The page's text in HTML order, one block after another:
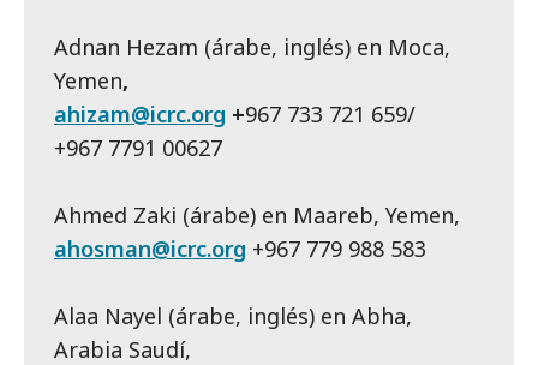
Adnan Hezam (árabe, inglés) en Moca,
Yemen,
ahizam@icrc.org +967 733 721 659/
+967 7791 00627
Ahmed Zaki (árabe) en Maareb, Yemen,
ahosman@icrc.org +967 779 988 583
Alaa Nayel (árabe, inglés) en Abha,
Arabia Saudí,